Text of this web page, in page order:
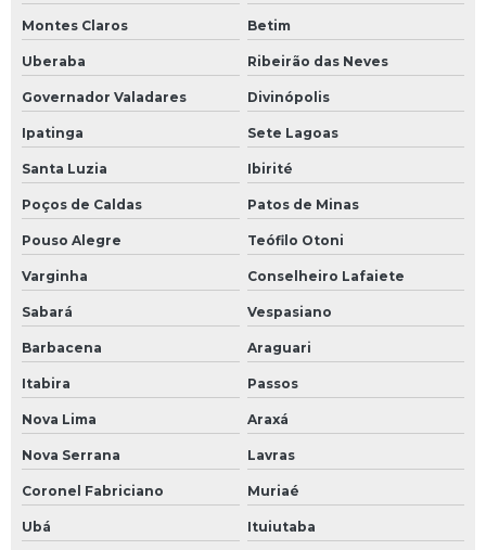
Montes Claros Betim
Uberaba Ribeirão das Neves
Governador Valadares Divinópolis
Ipatinga Sete Lagoas
Santa Luzia Ibirité
Poços de Caldas Patos de Minas
Pouso Alegre Teófilo Otoni
Varginha Conselheiro Lafaiete
Sabará Vespasiano
Barbacena Araguari
Itabira Passos
Nova Lima Araxá
Nova Serrana Lavras
Coronel Fabriciano Muriaé
Ubá Ituiutaba